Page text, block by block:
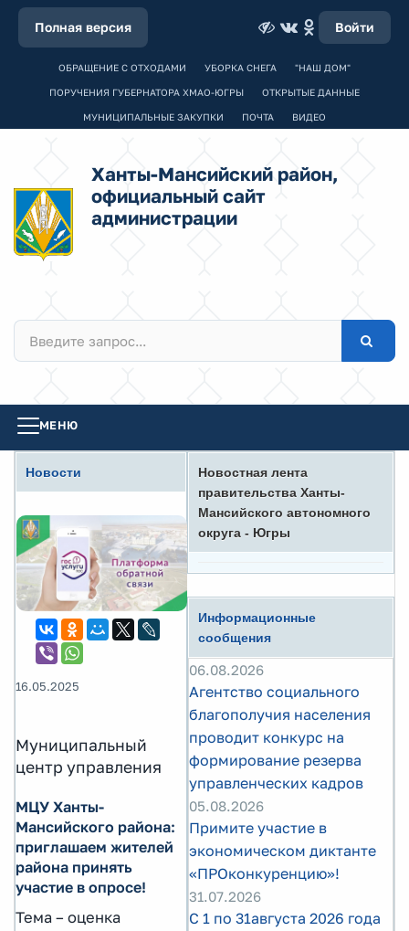
Полная версия Войти
ОБРАЩЕНИЕ С ОТХОДАМИ УБОРКА СНЕГА "НАШ ДОМ"
ПОРУЧЕНИЯ ГУБЕРНАТОРА ХМАО-ЮГРЫ ОТКРЫТЫЕ ДАННЫЕ
МУНИЦИПАЛЬНЫЕ ЗАКУПКИ ПОЧТА ВИДЕО
Ханты-Мансийский район,
официальный сайт
администрации
МЕНЮ
Новости
16.05.2025
Муниципальный
центр управления
МЦУ Ханты-
Мансийского района:
приглашаем жителей
района принять
участие в опросе!
Тема – оценка
Новостная лента
правительства Ханты-
Мансийского автономного
округа - Югры
Информационные
сообщения
06.08.2026
Агентство социального
благополучия населения
проводит конкурс на
формирование резерва
управленческих кадров
05.08.2026
Примите участие в
экономическом диктанте
«ПРОконкуренцию»!
31.07.2026
С 1 по 31августа 2026 года